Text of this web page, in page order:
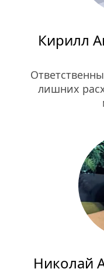
Кирилл
лишних
Николай